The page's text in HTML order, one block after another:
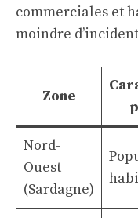
commerciales et
moindre
Zone
Nord-
Ouest
(Sardagne)